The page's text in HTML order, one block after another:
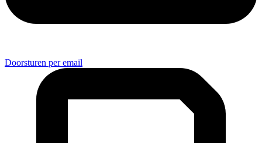
Doorsturen per email